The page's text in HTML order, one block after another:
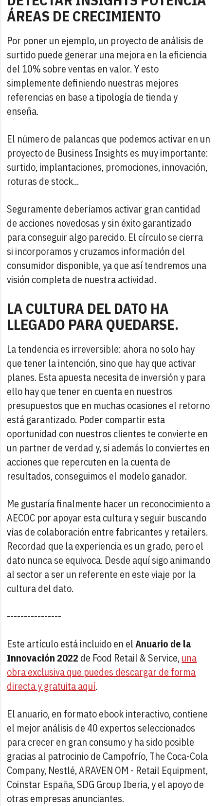
ÁREAS DE CRECIMIENTO
Por poner un ejemplo, un proyecto de análisis de
surtido puede generar una mejora en la eficiencia
del 10% sobre ventas en valor. Y esto
simplemente definiendo nuestras mejores
referencias en base a tipología de tienda y
enseña.
El número de palancas que podemos activar en un
proyecto de Business Insights es muy importante:
surtido, implantaciones, promociones, innovación,
roturas de stock...
Seguramente deberíamos activar gran cantidad
de acciones novedosas y sin éxito garantizado
para conseguir algo parecido. El círculo se cierra
si incorporamos y cruzamos información del
consumidor disponible, ya que así tendremos una
visión completa de nuestra actividad.
LA CULTURA DEL DATO HA
LLEGADO PARA QUEDARSE.
La tendencia es irreversible: ahora no solo hay
que tener la intención, sino que hay que activar
planes. Esta apuesta necesita de inversión y para
ello hay que tener en cuenta en nuestros
presupuestos que en muchas ocasiones el retorno
está garantizado. Poder compartir esta
oportunidad con nuestros clientes te convierte en
un partner de verdad y, si además lo conviertes en
acciones que repercuten en la cuenta de
resultados, conseguimos el modelo ganador.
Me gustaría finalmente hacer un reconocimiento a
AECOC por apoyar esta cultura y seguir buscando
vías de colaboración entre fabricantes y retailers.
Recordad que la experiencia es un grado, pero el
dato nunca se equivoca. Desde aquí sigo animando
al sector a ser un referente en este viaje por la
cultura del dato.
----------------
Este artículo está incluido en elAnuario de la
Innovación 2022 de Food Retail & Service,una
obra exclusiva que puedes descargar de forma
directa y gratuita aquí.
El anuario, en formato ebook interactivo, contiene
el mejor análisis de 40 expertos seleccionados
para crecer en gran consumo y ha sido posible
gracias al patrocinio de Campofrío, The Coca-Cola
Company, Nestlé, ARAVEN OM - Retail Equipment,
Coinstar España, SDG Group Iberia, y el apoyo de
otras empresas anunciantes.